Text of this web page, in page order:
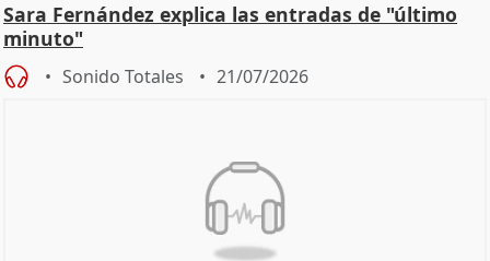
Sara Fernández explica las entradas de "último
minuto"
Sonido Totales 21/07/2026